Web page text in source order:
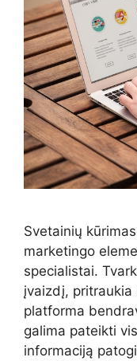
Svetainių
marketingo
specialistai.
įvaizdį,
platforma
galima pateikti
informaciją